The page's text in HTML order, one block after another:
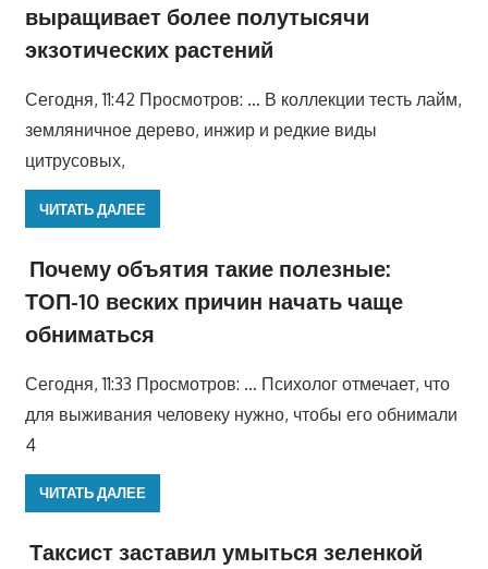
выращивает более полутысячи
экзотических растений
Сегодня, 11:42 Просмотров: … В коллекции тесть лайм,
земляничное дерево, инжир и редкие виды
цитрусовых,
ЧИТАТЬ ДАЛЕЕ
Почему объятия такие полезные:
ТОП-10 веских причин начать чаще
обниматься
Сегодня, 11:33 Просмотров: … Психолог отмечает, что
для выживания человеку нужно, чтобы его обнимали
4
ЧИТАТЬ ДАЛЕЕ
Таксист заставил умыться зеленкой